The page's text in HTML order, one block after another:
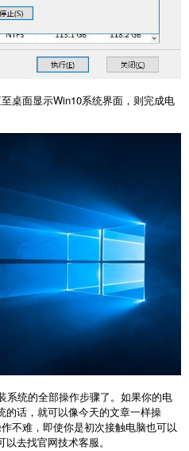
桌面显示Win10系统界面，则完成电
系统的全部操作步骤了。如果你的电
的话，就可以像今天的文章一样操
不难，即使你是初次接触电脑也可以
去找官网技术客服。